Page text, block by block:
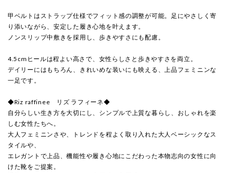
甲ベルトはストラップ仕様でフィット感の調整が可能。足にやさしく寄
り添いながら、安定した履き心地を叶えます。
ノンスリップ中敷きを採用し、歩きやすさにも配慮。
4.5cmヒールは程よい高さで、女性らしさと歩きやすさを両立。
デイリーにはもちろん、きれいめな装いにも映える、上品フェミニンな
一足です。
◆Riz raffinee リズ ラフィーネ◆
自分らしい生き方を大切にし、シンプルで上質な暮らし、おしゃれを楽
しむ女性たちへ。
大人フェミニンさや、トレンドを程よく取り入れた大人ベーシックなス
タイルや、
エレガントで上品、機能性や履き心地にこだわった本物志向の女性に向
けた靴をご提案。